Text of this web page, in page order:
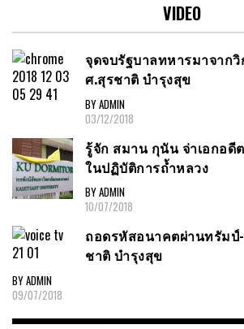
VIDEO
จุดจบรัฐบาลทหารมาจากวิ
ศ.สุรชาติ บำรุงสุข
BY ADMIN
03/12/2018
รู้จัก สมาน กุนัน จ่าเอกอ
ในปฏิบัติการถ้ำหลวง
BY ADMIN
10/07/2018
ถอดรหัสอนาคตผ่านทรัม
ชาติ บำรุงสุข
BY ADMIN
09/07/2018